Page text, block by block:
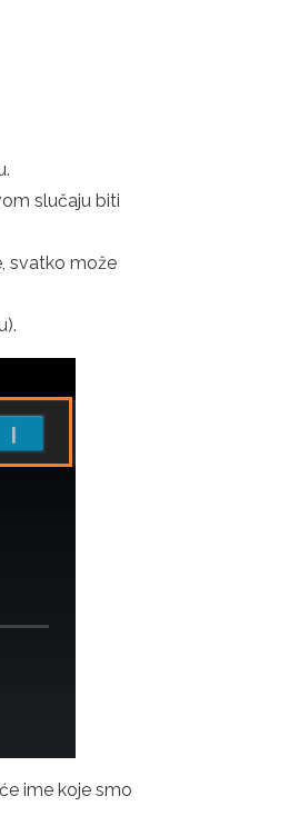
slučaju biti
svatko može
ime koje smo